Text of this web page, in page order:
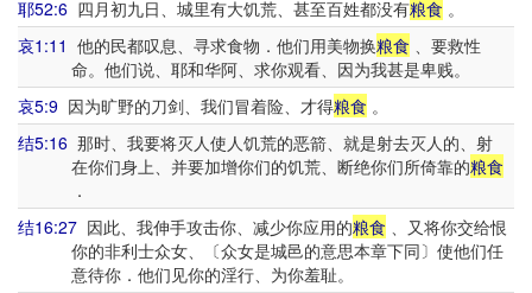
耶52:6 四月初九日、城里有大饥荒、甚至百姓都没有粮食 。
哀1:11 他的民都叹息、寻求食物．他们用美物换粮食 、要救性
命。他们说、耶和华阿、求你观看、因为我甚是卑贱。
哀5:9 因为旷野的刀剑、我们冒着险、才得粮食 。
结5:16 那时、我要将灭人使人饥荒的恶箭、就是射去灭人的、射
在你们身上、并要加增你们的饥荒、断绝你们所倚靠的粮食
．
结16:27 因此、我伸手攻击你、减少你应用的粮食 、又将你交给恨
你的非利士众女、〔众女是城邑的意思本章下同〕使他们任
意待你．他们见你的淫行、为你羞耻。